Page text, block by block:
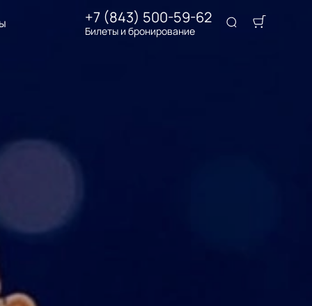
+7 (843) 500-59-62
Билеты и бронирование